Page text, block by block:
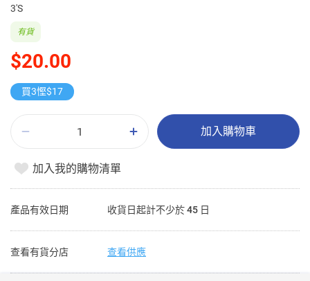
3'S
$20.00
有貨
買3慳$17
加入購物車
加入我的購物清單
產品有效日期 收貨日起計不少於 45 日
查看有貨分店 查看供應